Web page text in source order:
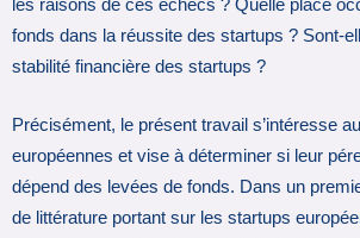
les raisons de ces échecs ? Quelle place
fonds dans la réussite des startups ? Sont-
stabilité financière des startups ?
Précisément, le présent travail s’intéresse
européennes et vise à déterminer si leur
dépend des levées de fonds. Dans un
de littérature portant sur les startups